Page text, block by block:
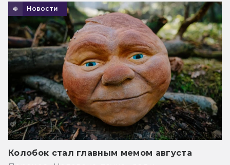
Новости
Колобок стал главным мемом августа